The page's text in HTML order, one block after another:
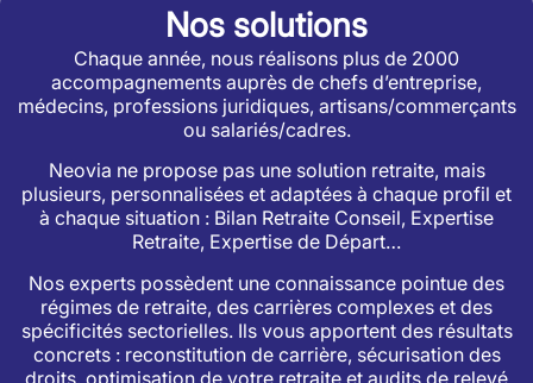
Nos solutions
Chaque année, nous réalisons plus de 2000
accompagnements auprès de chefs d’entreprise,
médecins, professions juridiques, artisans/commerçants
ou salariés/cadres.
Neovia ne propose pas une solution retraite, mais
plusieurs, personnalisées et adaptées à chaque profil et
à chaque situation : Bilan Retraite Conseil, Expertise
Retraite, Expertise de Départ…
Nos experts possèdent une connaissance pointue des
régimes de retraite, des carrières complexes et des
spécificités sectorielles. Ils vous apportent des résultats
concrets : reconstitution de carrière, sécurisation des
droits, optimisation de votre retraite et audits de relevé